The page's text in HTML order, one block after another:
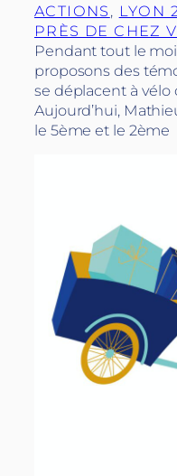
ACTIONS , LYON
PRÈS DE CHEZ
Pendant tout le
proposons des
se déplacent à vélo
Aujourd’hui,
le 5ème et le 2ème